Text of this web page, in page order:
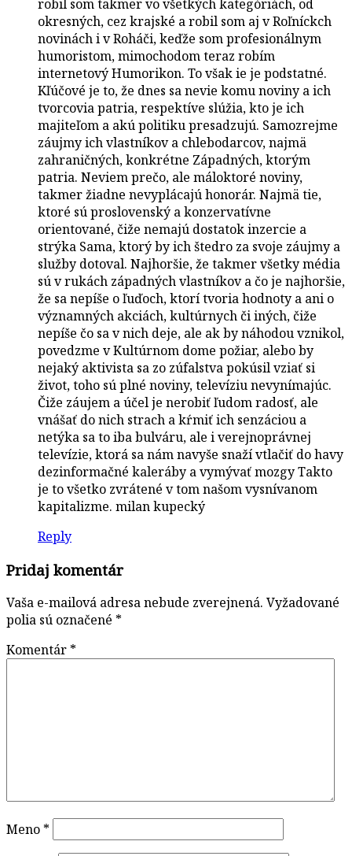
robil som takmer vo všetkých kategóriách, od
okresných, cez krajské a robil som aj v Roľníckch
novinách i v Roháči, keďže som profesionálnym
humoristom, mimochodom teraz robím
internetový Humorikon. To však ie je podstatné.
Kľúčové je to, že dnes sa nevie komu noviny a ich
tvorcovia patria, respektíve slúžia, kto je ich
majiteľom a akú politiku presadzujú. Samozrejme
záujmy ich vlastníkov a chlebodarcov, najmä
zahraničných, konkrétne Západných, ktorým
patria. Neviem prečo, ale máloktoré noviny,
takmer žiadne nevyplácajú honorár. Najmä tie,
ktoré sú proslovenský a konzervatívne
orientované, čiže nemajú dostatok inzercie a
strýka Sama, ktorý by ich štedro za svoje záujmy a
služby dotoval. Najhoršie, že takmer všetky média
sú v rukách západných vlastníkov a čo je najhoršie,
že sa nepíše o ľuďoch, ktorí tvoria hodnoty a ani o
významných akciách, kultúrnych či iných, čiže
nepíše čo sa v nich deje, ale ak by náhodou vznikol,
povedzme v Kultúrnom dome požiar, alebo by
nejaký aktivista sa zo zúfalstva pokúsil vziať si
život, toho sú plné noviny, televíziu nevynímajúc.
Čiže záujem a účel je nerobiť ľudom radosť, ale
vnášať do nich strach a kŕmiť ich senzáciou a
netýka sa to iba bulváru, ale i verejnoprávnej
televízie, ktorá sa nám navyše snaží vtlačiť do havy
dezinformačné kaleráby a vymývať mozgy Takto
je to všetko zvrátené v tom našom vysnívanom
kapitalizme. milan kupecký
Reply
Pridaj komentár
Vaša e-mailová adresa nebude zverejnená. Vyžadované
polia sú označené *
Komentár *
Meno *